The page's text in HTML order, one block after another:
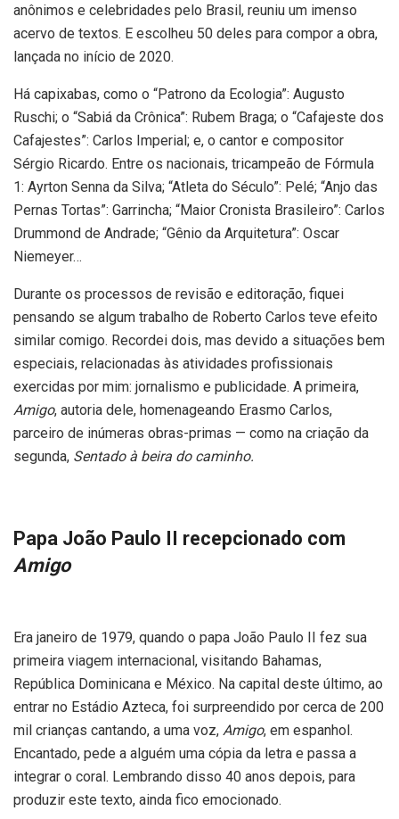
anônimos e celebridades pelo Brasil, reuniu um imenso
acervo de textos. E escolheu 50 deles para compor a obra,
lançada no início de 2020.
Há capixabas, como o “Patrono da Ecologia”: Augusto
Ruschi; o “Sabiá da Crônica”: Rubem Braga; o “Cafajeste dos
Cafajestes”: Carlos Imperial; e, o cantor e compositor
Sérgio Ricardo. Entre os nacionais, tricampeão de Fórmula
1: Ayrton Senna da Silva; “Atleta do Século”: Pelé; “Anjo das
Pernas Tortas”: Garrincha; “Maior Cronista Brasileiro”: Carlos
Drummond de Andrade; “Gênio da Arquitetura”: Oscar
Niemeyer…
Durante os processos de revisão e editoração, fiquei
pensando se algum trabalho de Roberto Carlos teve efeito
similar comigo. Recordei dois, mas devido a situações bem
especiais, relacionadas às atividades profissionais
exercidas por mim: jornalismo e publicidade. A primeira,
Amigo, autoria dele, homenageando Erasmo Carlos,
parceiro de inúmeras obras-primas — como na criação da
segunda, Sentado à beira do caminho.
Papa João Paulo II recepcionado com
Amigo
Era janeiro de 1979, quando o papa João Paulo II fez sua
primeira viagem internacional, visitando Bahamas,
República Dominicana e México. Na capital deste último, ao
entrar no Estádio Azteca, foi surpreendido por cerca de 200
mil crianças cantando, a uma voz, Amigo, em espanhol.
Encantado, pede a alguém uma cópia da letra e passa a
integrar o coral. Lembrando disso 40 anos depois, para
produzir este texto, ainda fico emocionado.